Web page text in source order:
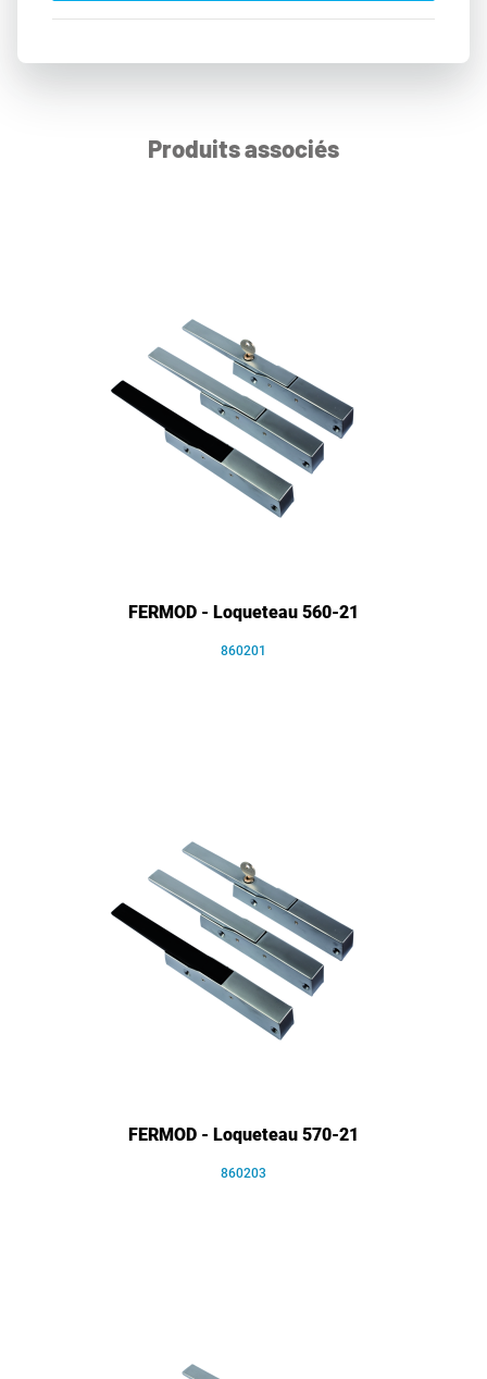
Produits associés
FERMOD - Loqueteau 560-21
860201
FERMOD - Loqueteau 570-21
860203